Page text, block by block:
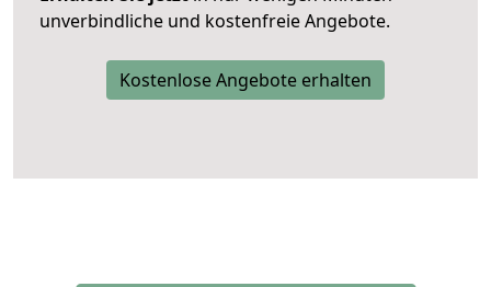
unverbindliche und kostenfreie Angebote.
Kostenlose Angebote erhalten